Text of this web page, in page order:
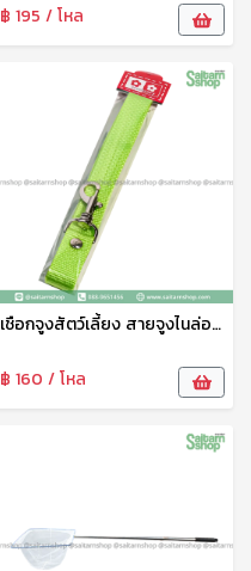
฿ 195 / โหล
เชือกจูงสัตว์เลี้ยง สายจูงไนล่อน คละสี สายจูงสุนัขพันธุ์ใหญ่ คุณภาพดี เชือกหนานิ่ม ทนทาน ปลอดภัย
฿ 160 / โหล